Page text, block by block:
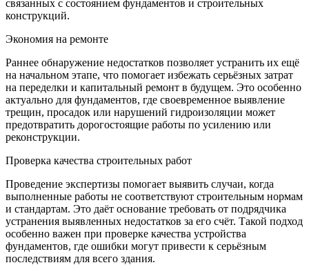
связанных с состоянием фундаментов и строительных
конструкций.
Экономия на ремонте
Раннее обнаружение недостатков позволяет устранить их ещё
на начальном этапе, что помогает избежать серьёзных затрат
на переделки и капитальный ремонт в будущем. Это особенно
актуально для фундаментов, где своевременное выявление
трещин, просадок или нарушений гидроизоляции может
предотвратить дорогостоящие работы по усилению или
реконструкции.
Проверка качества строительных работ
Проведение экспертизы помогает выявить случаи, когда
выполненные работы не соответствуют строительным нормам
и стандартам. Это даёт основание требовать от подрядчика
устранения выявленных недостатков за его счёт. Такой подход
особенно важен при проверке качества устройства
фундаментов, где ошибки могут привести к серьёзным
последствиям для всего здания.